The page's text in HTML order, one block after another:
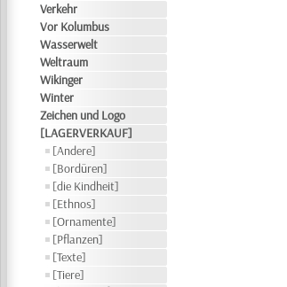
Verkehr
Vor Kolumbus
Wasserwelt
Weltraum
Wikinger
Winter
Zeichen und Logo
[LAGERVERKAUF]
[Andere]
[Bordüren]
[die Kindheit]
[Ethnos]
[Ornamente]
[Pflanzen]
[Texte]
[Tiere]